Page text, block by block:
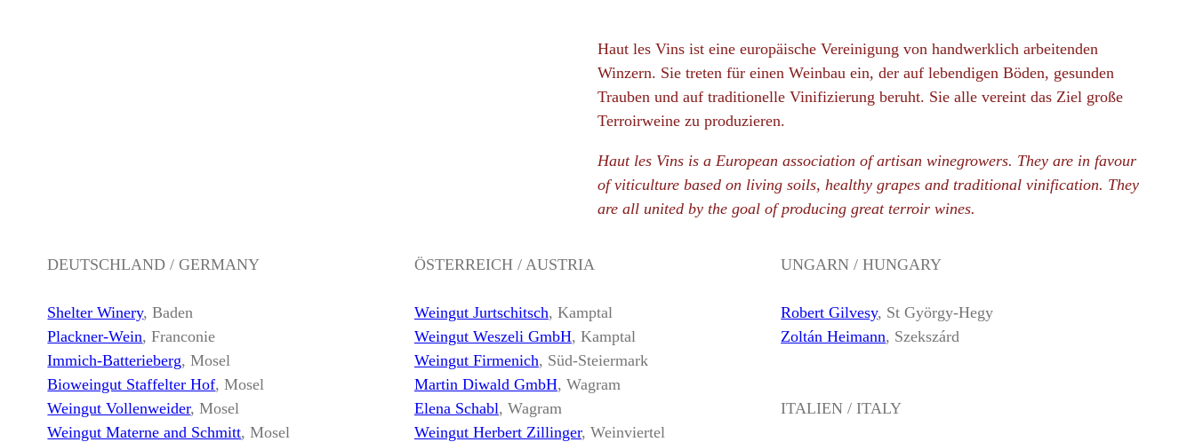
Haut les Vins ist eine europäische Vereinigung von handwerklich arbeitenden
Winzern. Sie treten für einen Weinbau ein, der auf lebendigen Böden, gesunden
Trauben und auf traditionelle Vinifizierung beruht. Sie alle vereint das Ziel große
Terroirweine zu produzieren.
Haut les Vins is a European association of artisan winegrowers. They are in favour
of viticulture based on living soils, healthy grapes and traditional vinification. They
are all united by the goal of producing great terroir wines.
DEUTSCHLAND / GERMANY
Shelter Winery, Baden
Plackner-Wein, Franconie
Immich-Batterieberg, Mosel
Bioweingut Staffelter Hof, Mosel
Weingut Vollenweider, Mosel
Weingut Materne and Schmitt, Mosel
ÖSTERREICH / AUSTRIA
Weingut Jurtschitsch, Kamptal
Weingut Weszeli GmbH, Kamptal
Weingut Firmenich, Süd-Steiermark
Martin Diwald GmbH, Wagram
Elena Schabl, Wagram
Weingut Herbert Zillinger, Weinviertel
UNGARN / HUNGARY
Robert Gilvesy, St György-Hegy
Zoltán Heimann, Szekszárd
ITALIEN / ITALY